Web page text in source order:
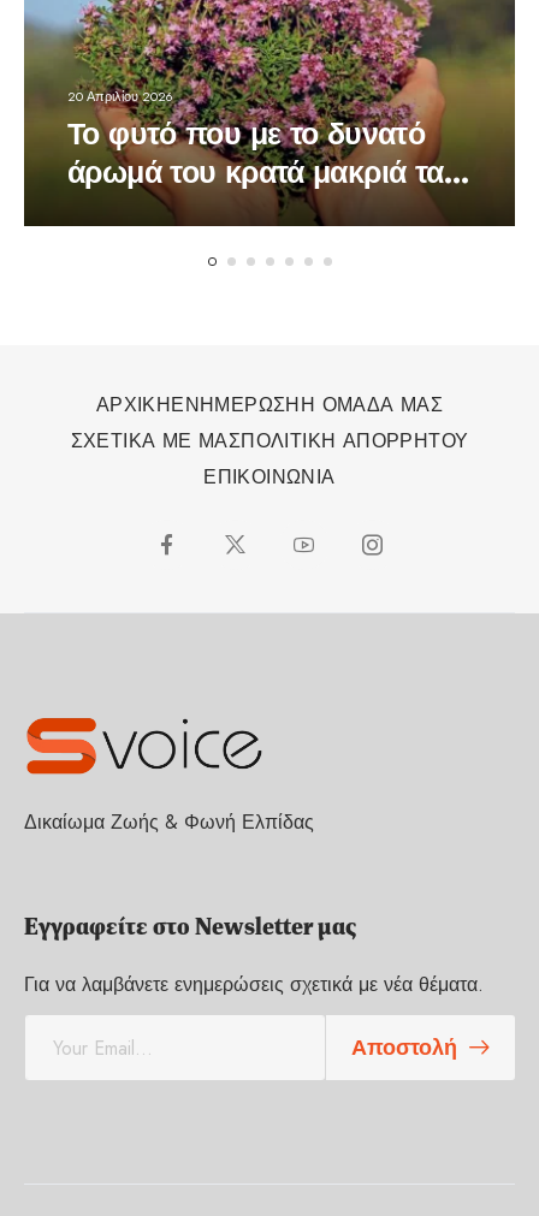
20 Απριλίου 2026
Το φυτό που με το δυνατό
άρωμά του κρατά μακριά τα
κουνούπια
ΑΡΧΙΚΗΕΝΗΜΕΡΩΣΗΗ ΟΜΑΔΑ ΜΑΣ
ΣΧΕΤΙΚΑ ΜΕ ΜΑΣΠΟΛΙΤΙΚΗ ΑΠΟΡΡΗΤΟΥ
ΕΠΙΚΟΙΝΩΝΙΑ
Δικαίωμα Ζωής & Φωνή Ελπίδας
Εγγραφείτε στο Newsletter μας
Για να λαμβάνετε ενημερώσεις σχετικά με νέα θέματα.
a
Αποστολή